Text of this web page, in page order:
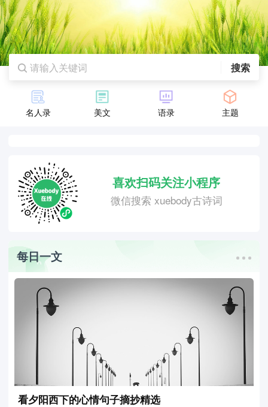
搜索
名人录 美文 语录 主题
喜欢扫码关注小程序
微信搜索 xuebody古诗词
每日一文
看夕阳西下的心情句子摘抄精选